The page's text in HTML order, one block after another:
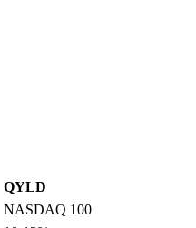
QYLD
NASDAQ 100